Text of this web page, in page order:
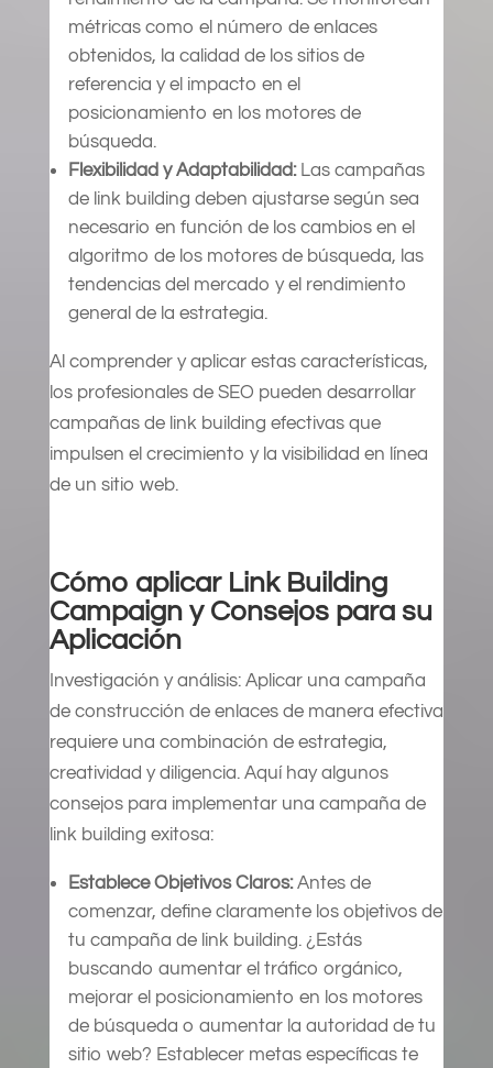
métricas como el número de enlaces
obtenidos, la calidad de los sitios de
referencia y el impacto en el
posicionamiento en los motores de
búsqueda.
Flexibilidad y Adaptabilidad:Las campañas
de link building deben ajustarse según sea
necesario en función de los cambios en el
algoritmo de los motores de búsqueda, las
tendencias del mercado y el rendimiento
general de la estrategia.
Al comprender y aplicar estas características,
los profesionales de SEO pueden desarrollar
campañas de link building efectivas que
impulsen el crecimiento y la visibilidad en línea
de un sitio web.
Cómo aplicar Link Building
Campaign y Consejos para su
Aplicación
Investigación y análisis: Aplicar una campaña
de construcción de enlaces de manera efectiva
requiere una combinación de estrategia,
creatividad y diligencia. Aquí hay algunos
consejos para implementar una campaña de
link building exitosa:
Establece Objetivos Claros:Antes de
comenzar, define claramente los objetivos de
tu campaña de link building. ¿Estás
buscando aumentar el tráfico orgánico,
mejorar el posicionamiento en los motores
de búsqueda o aumentar la autoridad de tu
sitio web? Establecer metas específicas te